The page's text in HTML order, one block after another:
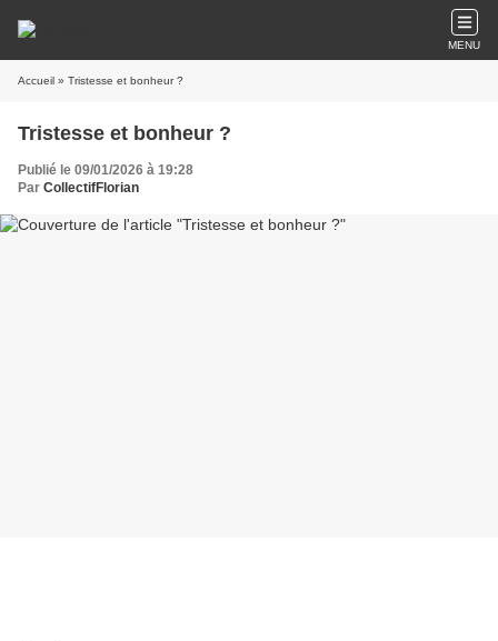
MENU
Accueil » Tristesse et bonheur ?
Tristesse et bonheur ?
Publié le 09/01/2026 à 19:28
Par CollectifFlorian